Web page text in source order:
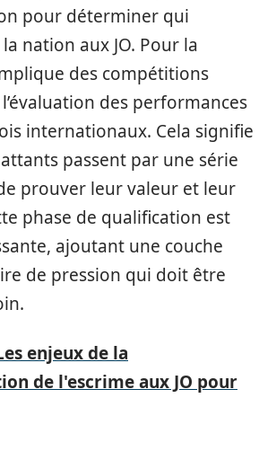
pour déterminer qui
nation aux JO. Pour la
des compétitions
des performances
internationaux. Cela signifie
passent par une série
prouver leur valeur et leur
phase de qualification est
ajoutant une couche
de pression qui doit être
enjeux de la
de l'escrime aux JO pour